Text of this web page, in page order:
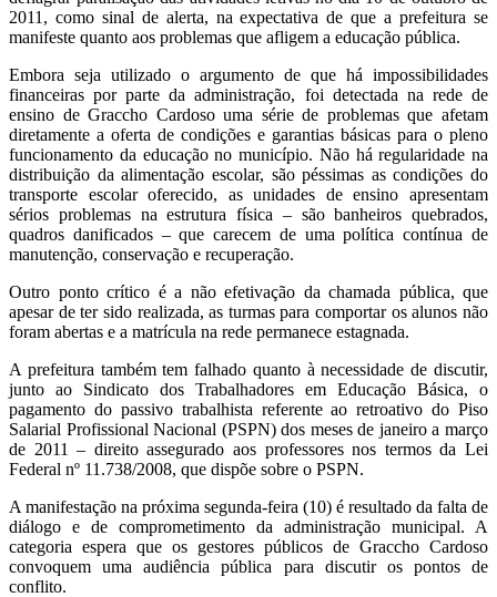
2011, como sinal de alerta, na expectativa de que a prefeitura se
manifeste quanto aos problemas que afligem a educação pública.
Embora seja utilizado o argumento de que há impossibilidades
financeiras por parte da administração, foi detectada na rede de
ensino de Graccho Cardoso uma série de problemas que afetam
diretamente a oferta de condições e garantias básicas para o pleno
funcionamento da educação no município. Não há regularidade na
distribuição da alimentação escolar, são péssimas as condições do
transporte escolar oferecido, as unidades de ensino apresentam
sérios problemas na estrutura física – são banheiros quebrados,
quadros danificados – que carecem de uma política contínua de
manutenção, conservação e recuperação.
Outro ponto crítico é a não efetivação da chamada pública, que
apesar de ter sido realizada, as turmas para comportar os alunos não
foram abertas e a matrícula na rede permanece estagnada.
A prefeitura também tem falhado quanto à necessidade de discutir,
junto ao Sindicato dos Trabalhadores em Educação Básica, o
pagamento do passivo trabalhista referente ao retroativo do Piso
Salarial Profissional Nacional (PSPN) dos meses de janeiro a março
de 2011 – direito assegurado aos professores nos termos da Lei
Federal nº 11.738/2008, que dispõe sobre o PSPN.
A manifestação na próxima segunda-feira (10) é resultado da falta de
diálogo e de comprometimento da administração municipal. A
categoria espera que os gestores públicos de Graccho Cardoso
convoquem uma audiência pública para discutir os pontos de
conflito.